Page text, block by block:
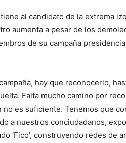
al candidato de la extrema
aumenta a pesar de los
de su campaña presidencial,
hay que reconocerlo,
Falta mucho camino por
no es suficiente. Tenemos que
a nuestros conciudadanos,
‘Fico’, construyendo redes de